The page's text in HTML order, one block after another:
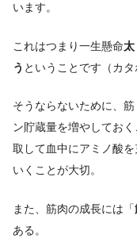
います。
これはつまり一生懸命太
う ということです（カタ
そうならないために、
ン貯蔵量を増やしてお
取して血中にアミノ酸
いくことが大切。
また、筋肉の成長には「
ある。